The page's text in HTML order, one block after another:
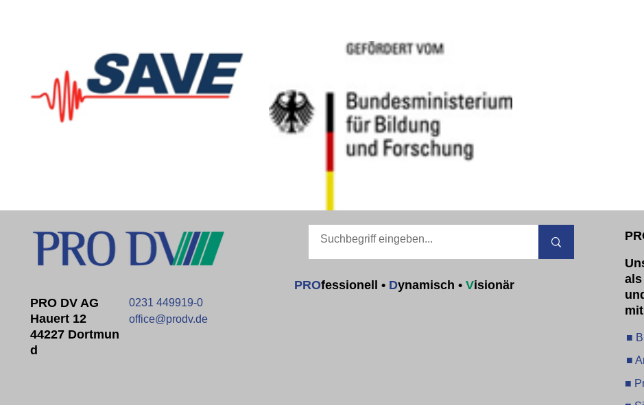
PRO DV AG
Hauert 12
44227 Dortmun
D
0231 449919-0
office@prodv.de
PROfessionell • Dynamisch •Visionär
■
■
■